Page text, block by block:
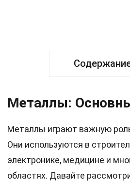
Металлы:
Металлы играют важную
Они используются в
электронике, медицине и
областях. Давайте